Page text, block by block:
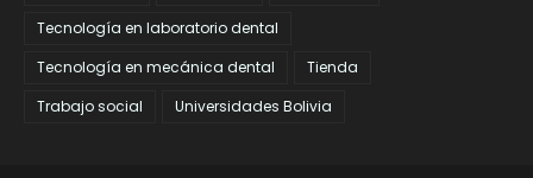
Tecnología en laboratorio dental
Tecnología en mecánica dental
Tienda
Trabajo social
Universidades Bolivia